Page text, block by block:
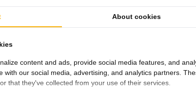
249,-
About cookies
content and ads, provide social media features, and
with our social media, advertising, and analytics partners.
that they've collected from your use of their services.